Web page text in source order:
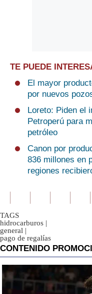
TE PUEDE
El mayor
por nuevos
Loreto: Piden el
Petroperú para
petróleo
Canon por
836 millones en
regiones
TAGS
hidrocarburos |
general |
pago de regalías